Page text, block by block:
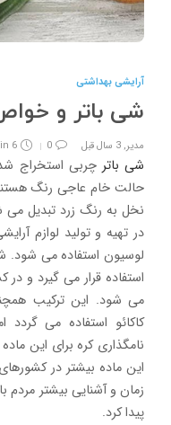
آرایشی بهداشتی
شی باتر و
مدیر,3 سال قبل 0
6 min
شی باتر چربی استخراج
حالت خام عاجی رنگ هستند
نخل به رنگ زرد تبدیل می
در تهیه و تولید لوازم
لوسیون استفاده می شود.
استفاده قرار می گیرد و در
می شود. این ترکیب
کاکائو استفاده می
نامگذاری کره برای این
این ماده بیشتر در
زمان و آشنایی بیشتر مردم
پیدا کرد.